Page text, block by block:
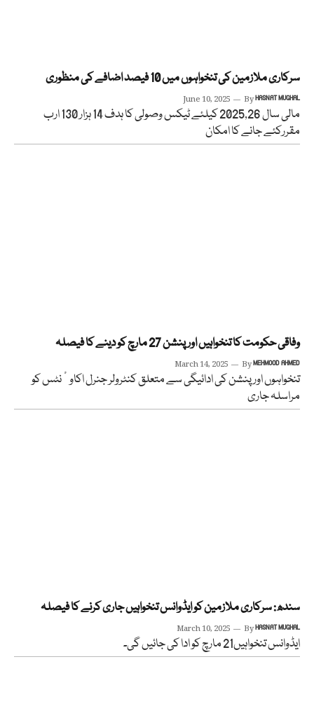
سرکاری ملازمین کی تنخواہوں میں 10 فیصد اضافے کی منظوری
June 10, 2025 ByHASNAT MUGHAL
مالی سال 2025,26 کیلئے ٹیکس وصولی کا ہدف 14 ہزار 130 ارب
مقررکئے جانے کا امکان
وفاقی حکومت کا تنخواہیں اور پنشن 27 مارچ کو دینے کا فیصلہ
March 14, 2025 ByMEHMOOD AHMED
تنخواہوں اور پنشن کی ادائیگی سے متعلق کنٹرولر جنرل اکاوٴنٹس کو
مراسلہ جاری
سندھ: سرکاری ملازمین کو ایڈوانس تنخواہیں جاری کرنے کا فیصلہ
March 10, 2025 ByHASNAT MUGHAL
ایڈوانس تنخواہیں21 مارچ کو ادا کی جائیں گی۔